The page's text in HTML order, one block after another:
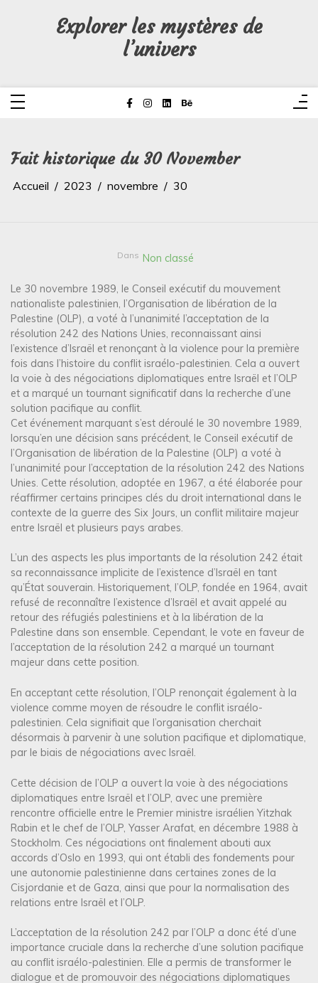
Explorer les mystères de
l’univers
Fait historique du 30 November
Accueil 2023 novembre 30
Dans Non classé
Le 30 novembre 1989, le Conseil exécutif du mouvement
nationaliste palestinien, l’Organisation de libération de la
Palestine (OLP), a voté à l’unanimité l’acceptation de la
résolution 242 des Nations Unies, reconnaissant ainsi
l’existence d’Israël et renonçant à la violence pour la première
fois dans l’histoire du conflit israélo-palestinien. Cela a ouvert
la voie à des négociations diplomatiques entre Israël et l’OLP
et a marqué un tournant significatif dans la recherche d’une
solution pacifique au conflit.
Cet événement marquant s’est déroulé le 30 novembre 1989,
lorsqu’en une décision sans précédent, le Conseil exécutif de
l’Organisation de libération de la Palestine (OLP) a voté à
l’unanimité pour l’acceptation de la résolution 242 des Nations
Unies. Cette résolution, adoptée en 1967, a été élaborée pour
réaffirmer certains principes clés du droit international dans le
contexte de la guerre des Six Jours, un conflit militaire majeur
entre Israël et plusieurs pays arabes.
L’un des aspects les plus importants de la résolution 242 était
sa reconnaissance implicite de l’existence d’Israël en tant
qu’État souverain. Historiquement, l’OLP, fondée en 1964, avait
refusé de reconnaître l’existence d’Israël et avait appelé au
retour des réfugiés palestiniens et à la libération de la
Palestine dans son ensemble. Cependant, le vote en faveur de
l’acceptation de la résolution 242 a marqué un tournant
majeur dans cette position.
En acceptant cette résolution, l’OLP renonçait également à la
violence comme moyen de résoudre le conflit israélo-
palestinien. Cela signifiait que l’organisation cherchait
désormais à parvenir à une solution pacifique et diplomatique,
par le biais de négociations avec Israël.
Cette décision de l’OLP a ouvert la voie à des négociations
diplomatiques entre Israël et l’OLP, avec une première
rencontre officielle entre le Premier ministre israélien Yitzhak
Rabin et le chef de l’OLP, Yasser Arafat, en décembre 1988 à
Stockholm. Ces négociations ont finalement abouti aux
accords d’Oslo en 1993, qui ont établi des fondements pour
une autonomie palestinienne dans certaines zones de la
Cisjordanie et de Gaza, ainsi que pour la normalisation des
relations entre Israël et l’OLP.
L’acceptation de la résolution 242 par l’OLP a donc été d’une
importance cruciale dans la recherche d’une solution pacifique
au conflit israélo-palestinien. Elle a permis de transformer le
dialogue et de promouvoir des négociations diplomatiques